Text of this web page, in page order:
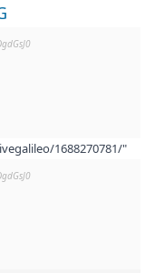
1688270781/"